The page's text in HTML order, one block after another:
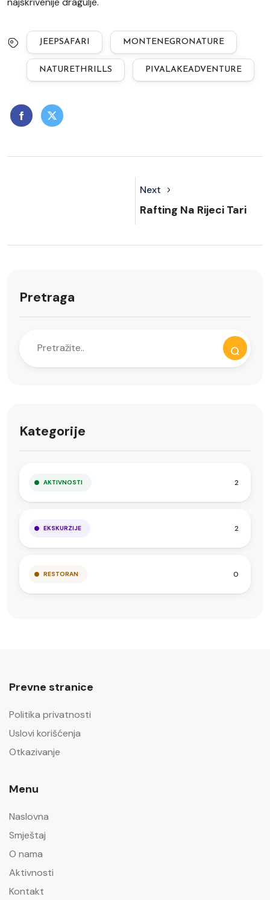
JEEPSAFARI MONTENEGRONATURE
NATURETHRILLS PIVALAKEADVENTURE
Next
Rafting Na Rijeci Tari
Pretraga
Kategorije
AKTIVNOSTI 2
EKSKURZIJE 2
RESTORAN 0
Prevne stranice
Politika privatnosti
Uslovi korišćenja
Otkazivanje
Menu
Naslovna
Smještaj
O nama
Aktivnosti
Kontakt